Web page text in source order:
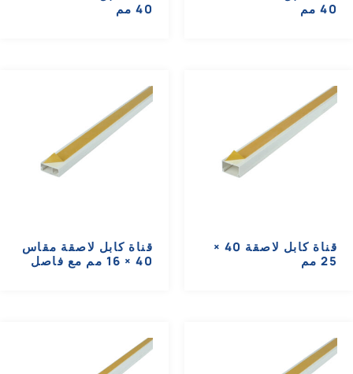
40 مم
40 مم
قناة كابل لاصقة 40 ×
25 مم
قناة كابل لاصقة مقاس
40 × 16 مم مع فاصل